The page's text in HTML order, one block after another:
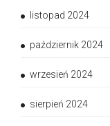
listopad 2024
październik 2024
wrzesień 2024
sierpień 2024